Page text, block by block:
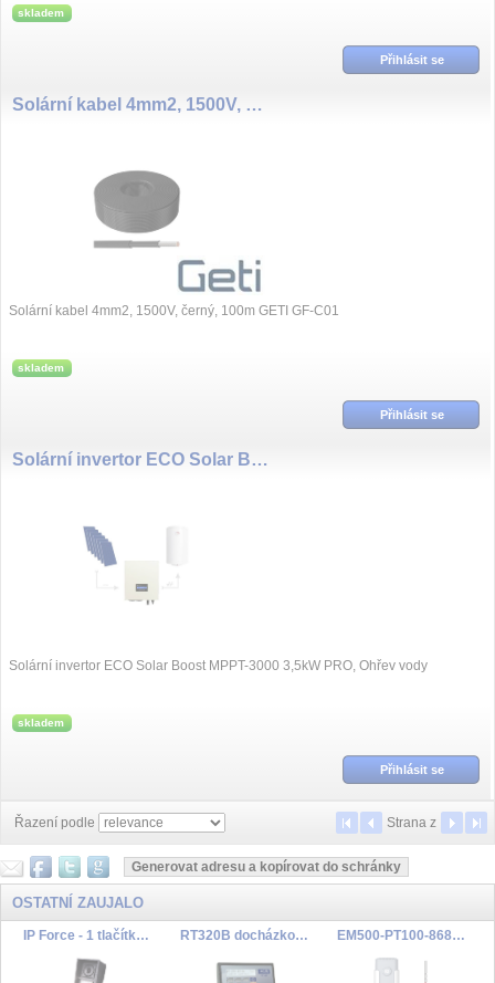
skladem
Přihlásit se
Solární kabel 4mm2, 1500V, černý, 100m GETI GF-C01
Solární kabel 4mm2, 1500V, černý, 100m GETI GF-C01
skladem
Přihlásit se
Solární invertor ECO Solar Boost MPPT-3000 3,5kW PRO, Ohřev vody
Solární invertor ECO Solar Boost MPPT-3000 3,5kW PRO, Ohřev vody
skladem
Přihlásit se
Řazení podle Strana z
OSTATNÍ ZAUJALO
IP Force - 1 tlačítko, HD kamera, 10W reproduktor RT320B docházkový terminál bezkontaktní EM500-PT100-868M PN:T800